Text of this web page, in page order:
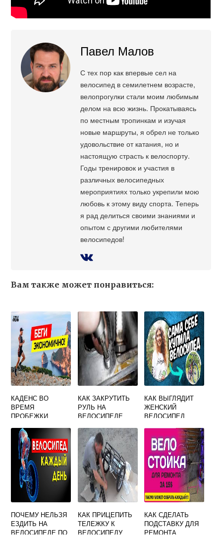
Павел Малов
С тех пор как впервые сел на
велосипед в семилетнем возрасте,
велопрогулки стали моим любимым
делом на всю жизнь. Прокатываясь
по местным тропинкам и изучая
новые маршруты, я обрел не только
удовольствие от катания, но и
настоящую страсть к велоспорту.
Годы тренировок и участия в
различных велосипедных
мероприятиях только укрепили мою
любовь к этому виду спорта. Теперь
я рад делиться своими знаниями и
опытом с другими любителями
велосипедов!
Вам также может понравиться:
КАДЕНС ВО
ВРЕМЯ
ПРОБЕЖКИ
КАК ЗАКРУТИТЬ
РУЛЬ НА
ВЕЛОСИПЕДЕ
ШЕСТИГРАННИКА
КАК ВЫГЛЯДИТ
ЖЕНСКИЙ
ВЕЛОСИПЕД
ПОЧЕМУ НЕЛЬЗЯ
ЕЗДИТЬ НА
ВЕЛОСИПЕДЕ ПО
КАК ПРИЦЕПИТЬ
ТЕЛЕЖКУ К
ВЕЛОСИПЕДУ
КАК СДЕЛАТЬ
ПОДСТАВКУ ДЛЯ
РЕМОНТА